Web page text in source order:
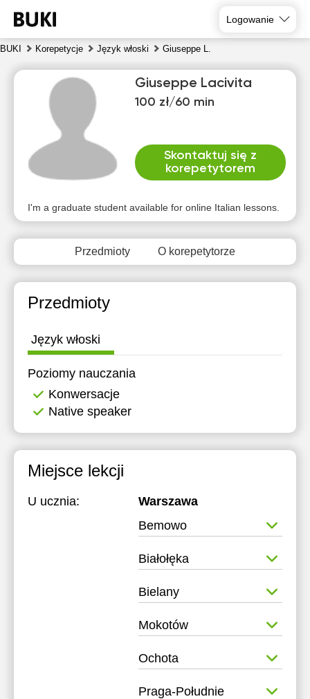
Logowanie
BUKI Korepetycje Język włoski Giuseppe L.
Giuseppe Lacivita
100 zł/60 min
Skontaktuj się z
korepetytorem
I'm a graduate student available for online Italian lessons.
Przedmioty O korepetytorze
Przedmioty
Język włoski
Poziomy nauczania
Konwersacje
Native speaker
Miejsce lekcji
U ucznia:
Warszawa
Bemowo
Białołęka
Bielany
Mokotów
Ochota
Praga-Południe
7
8
9
10
11
12
Brak
dostępnych
terminów
Brak
dostępnych
terminów
Brak
dostępnych
terminów
Brak
dostępnych
terminów
Brak
dostępnych
terminów
Brak
terminów